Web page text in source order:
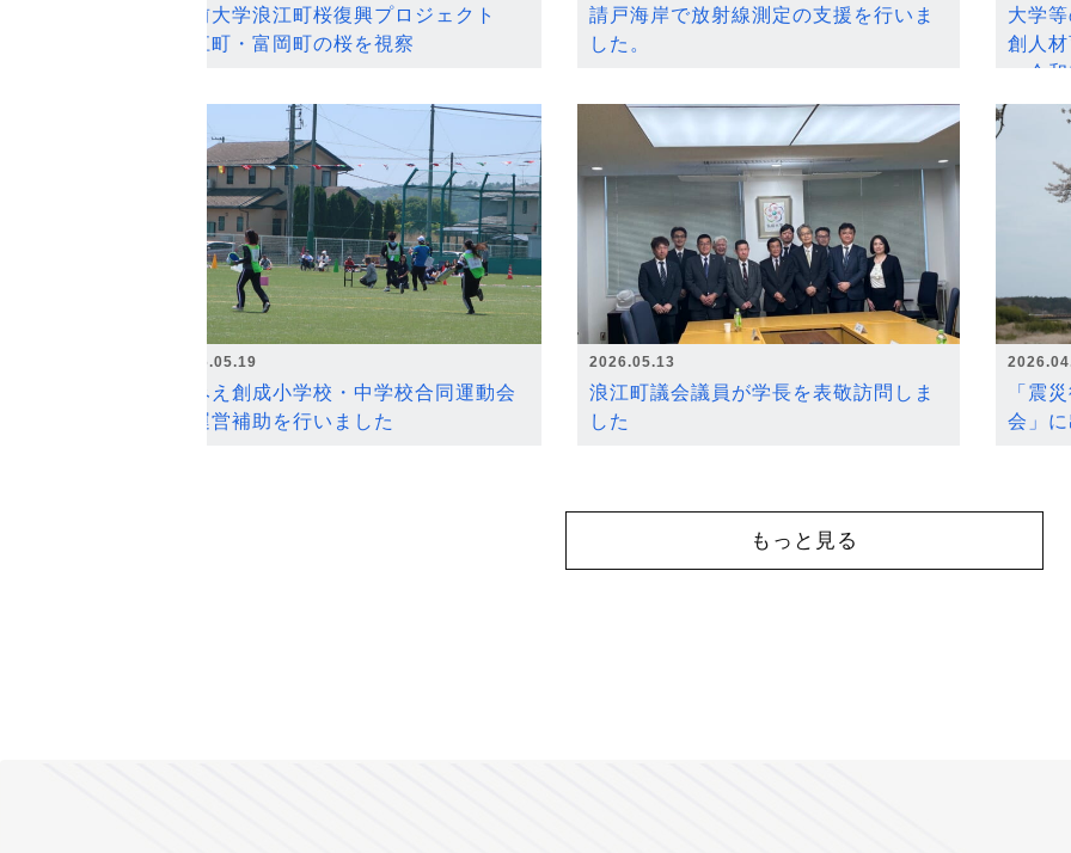
弘前大学浪江町桜復興プロジェクト
浪江町・富岡町の桜を視察
請戸海岸で放射線測定の支援を行いま
した。
大学
創人
～令
2026.05.19
なみえ創成小学校・中学校合同運動会
の運営補助を行いました
2026.05.13
浪江町議会議員が学長を表敬訪問しま
した
「震
会」
もっと見る